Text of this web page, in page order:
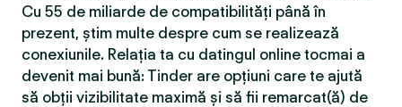
Cu 55 de miliarde de compatibilităţi până în
prezent, știm multe despre cum se realizează
conexiunile. Relația ta cu datingul online tocmai a
devenit mai bună: Tinder are opțiuni care te ajută
să obții vizibilitate maximă și să fii remarcat(ă) de